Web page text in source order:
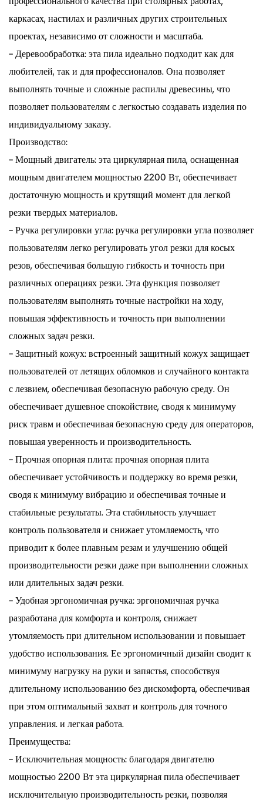
каркасах, настилах и различных других строительных
проектах, независимо от сложности и масштаба.
- Деревообработка: эта пила идеально подходит как для
любителей, так и для профессионалов. Она позволяет
выполнять точные и сложные распилы древесины, что
позволяет пользователям с легкостью создавать изделия по
индивидуальному заказу.
Производство:
- Мощный двигатель: эта циркулярная пила, оснащенная
мощным двигателем мощностью 2200 Вт, обеспечивает
достаточную мощность и крутящий момент для легкой
резки твердых материалов.
- Ручка регулировки угла: ручка регулировки угла позволяет
пользователям легко регулировать угол резки для косых
резов, обеспечивая большую гибкость и точность при
различных операциях резки. Эта функция позволяет
пользователям выполнять точные настройки на ходу,
повышая эффективность и точность при выполнении
сложных задач резки.
- Защитный кожух: встроенный защитный кожух защищает
пользователей от летящих обломков и случайного контакта
с лезвием, обеспечивая безопасную рабочую среду. Он
обеспечивает душевное спокойствие, сводя к минимуму
риск травм и обеспечивая безопасную среду для операторов,
повышая уверенность и производительность.
- Прочная опорная плита: прочная опорная плита
обеспечивает устойчивость и поддержку во время резки,
сводя к минимуму вибрацию и обеспечивая точные и
стабильные результаты. Эта стабильность улучшает
контроль пользователя и снижает утомляемость, что
приводит к более плавным резам и улучшению общей
производительности резки даже при выполнении сложных
или длительных задач резки.
- Удобная эргономичная ручка: эргономичная ручка
разработана для комфорта и контроля, снижает
утомляемость при длительном использовании и повышает
удобство использования. Ее эргономичный дизайн сводит к
минимуму нагрузку на руки и запястья, способствуя
длительному использованию без дискомфорта, обеспечивая
при этом оптимальный захват и контроль для точного
управления. и легкая работа.
Преимущества:
- Исключительная мощность: благодаря двигателю
мощностью 2200 Вт эта циркулярная пила обеспечивает
исключительную производительность резки, позволяя